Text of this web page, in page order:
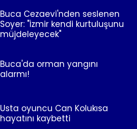
Buca Cezaevi'nden seslenen
Soyer: "İzmir kendi kurtuluşunu
müjdeleyecek"
Buca'da orman yangını
alarmı!
Usta oyuncu Can Kolukısa
hayatını kaybetti